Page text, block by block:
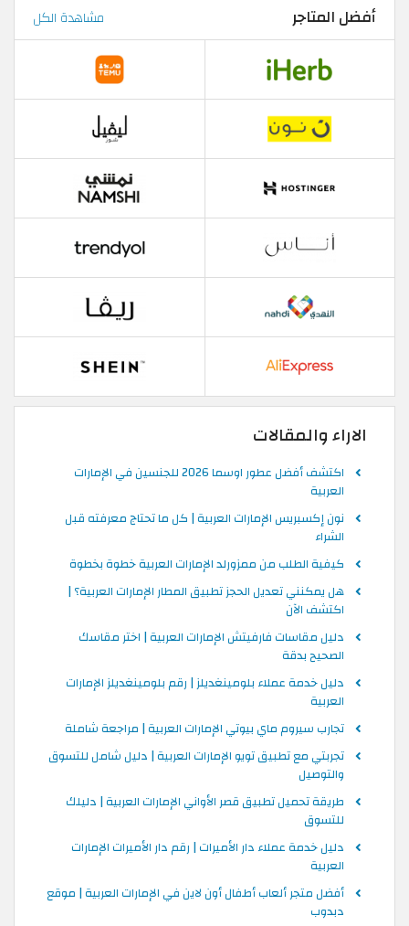
أفضل المتاجر مشاهدة الكل
الاراء والمقالات
اكتشف أفضل عطور اوسما 2026 للجنسين في الإمارات
العربية
نون إكسبريس الإمارات العربية | كل ما تحتاج معرفته قبل
الشراء
كيفية الطلب من ممزورلد الإمارات العربية خطوة بخطوة
هل يمكنني تعديل الحجز تطبيق المطار الإمارات العربية؟ |
اكتشف الآن
دليل مقاسات فارفيتش الإمارات العربية | اختر مقاسك
الصحيح بدقة
دليل خدمة عملاء بلومينغديلز | رقم بلومينغديلز الإمارات
العربية
تجارب سيروم ماي بيوتي الإمارات العربية | مراجعة شاملة
تجربتي مع تطبيق تويو الإمارات العربية | دليل شامل للتسوق
والتوصيل
طريقة تحميل تطبيق قصر الأواني الإمارات العربية | دليلك
للتسوق
دليل خدمة عملاء دار الأميرات | رقم دار الأميرات الإمارات
العربية
أفضل متجر ألعاب أطفال أون لاين في الإمارات العربية | موقع
دبدوب